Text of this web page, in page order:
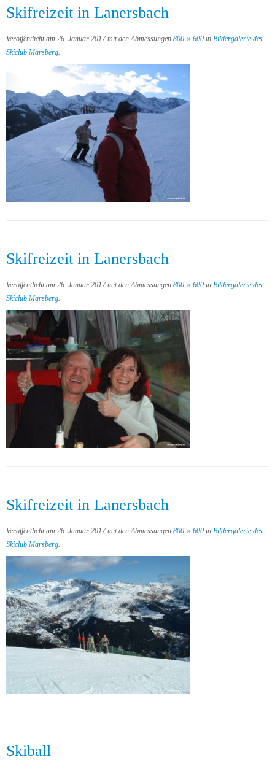
Skifreizeit in Lanersbach
Veröffentlicht am 26. Januar 2017mit den Abmessungen 800 × 600 in Bildergalerie des
Skiclub Marsberg.
Skifreizeit in Lanersbach
Veröffentlicht am 26. Januar 2017mit den Abmessungen 800 × 600 in Bildergalerie des
Skiclub Marsberg.
Skifreizeit in Lanersbach
Veröffentlicht am 26. Januar 2017mit den Abmessungen 800 × 600 in Bildergalerie des
Skiclub Marsberg.
Skiball